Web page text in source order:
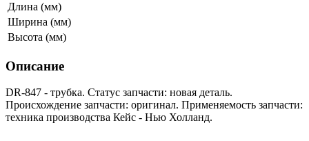
Длина (мм)
Ширина (мм)
Высота (мм)
Описание
DR-847 - трубка. Статус запчасти: новая деталь.
Происхождение запчасти: оригинал. Применяемость запчасти:
техника производства Кейс - Нью Холланд.